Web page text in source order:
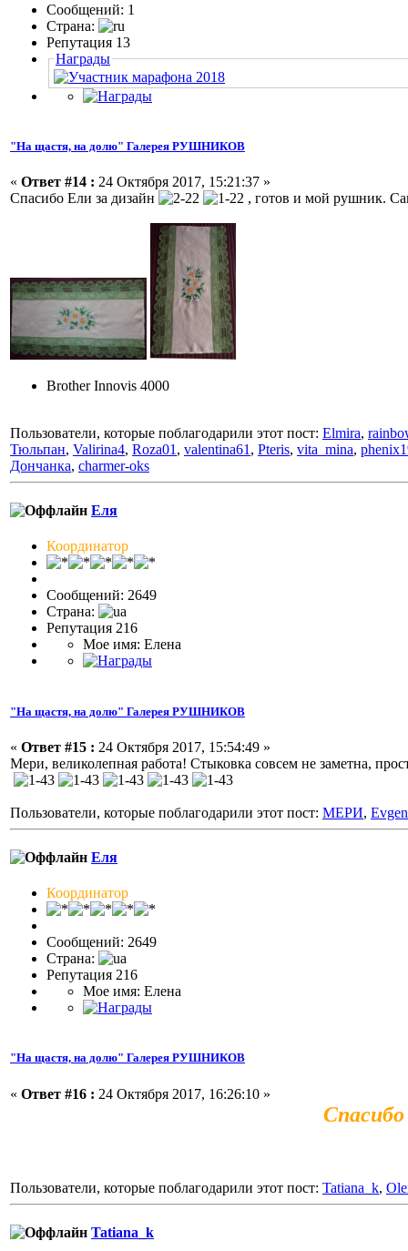
Сообщений: 1
Страна:
Репутация 13
Награды
"На щастя, на долю" Галерея РУШНИКОВ
« Ответ #14 : 24 Октября 2017, 15:21:37 »
Спасибо Ели за дизайн
, готов и мой рушник.
Brother Innovis 4000
Пользователи, которые поблагодарили этот пост: Elmira,
Тюльпан, Valirina4, Roza01 , valentina61 , Pteris, vita_mina,
Дончанка, charmer-oks
Еля
Координатор
Сообщений: 2649
Страна:
Репутация 216
Мое имя: Елена
"На щастя, на долю" Галерея РУШНИКОВ
« Ответ #15 : 24 Октября 2017, 15:54:49 »
Мери, великолепная работа! Стыковка совсем не заметна,
Пользователи, которые поблагодарили этот пост: МЕРИ,
Еля
Координатор
Сообщений: 2649
Страна:
Репутация 216
Мое имя: Елена
"На щастя, на долю" Галерея РУШНИКОВ
« Ответ #16 : 24 Октября 2017, 16:26:10 »
Пользователи, которые поблагодарили этот пост: Tatiana_k,
Tatiana_k